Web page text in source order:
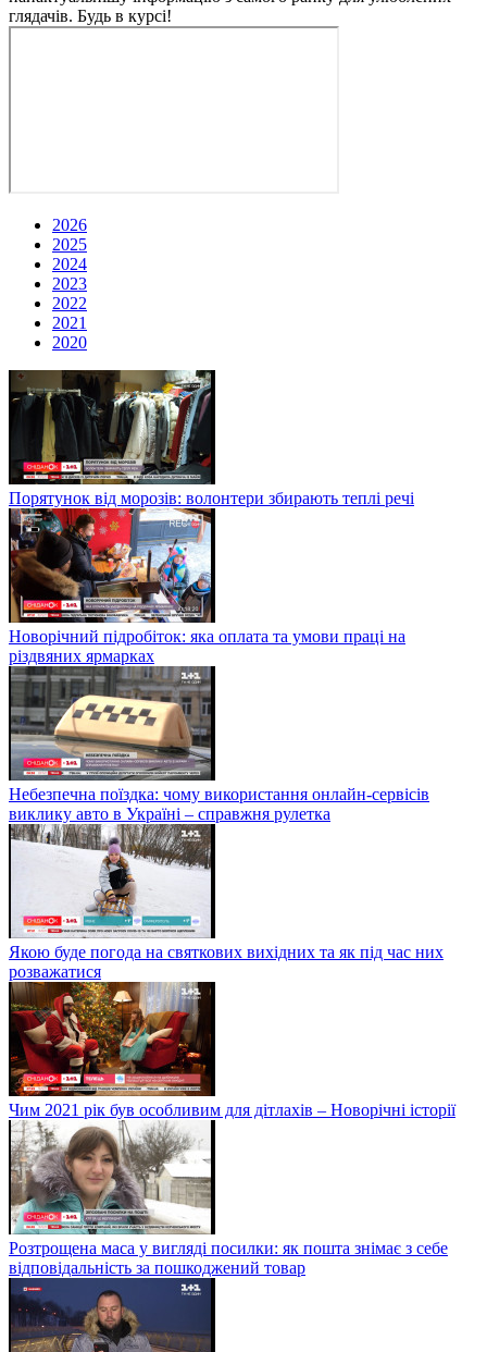
глядачів. Будь в курсі!
2026
2025
2024
2023
2022
2021
2020
Порятунок від морозів: волонтери збирають теплі речі
Новорічний підробіток: яка оплата та умови праці на
різдвяних ярмарках
Небезпечна поїздка: чому використання онлайн-сервісів
виклику авто в Україні – справжня рулетка
Якою буде погода на святкових вихідних та як під час них
розважатися
Чим 2021 рік був особливим для дітлахів – Новорічні історії
Розтрощена маса у вигляді посилки: як пошта знімає з себе
відповідальність за пошкоджений товар